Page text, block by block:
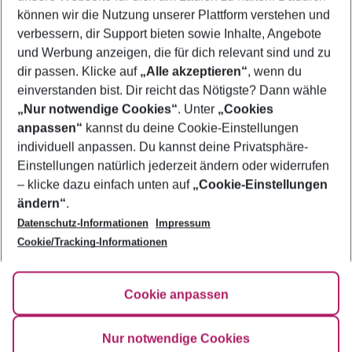
zahlst du keine
Umbuchungsgebühr,
sondern nur die
eventuelle
Preisdifferenz.
(ab 12
Footer
Footer navigation
Über uns
AGB
Bestpreisgarantie
Cookie-Einstellungen ändern
Cookie-Richtlinie
Impressum
Agenturbetreuung
Barrierefreies Reisen
HanseMerkur Reiseversicherung
Hilfe & Kontakt
Folge uns
können wir die Nutzung unserer Plattform verstehen und
verbessern, dir Support bieten sowie Inhalte, Angebote
und Werbung anzeigen, die für dich relevant sind und zu
dir passen. Klicke auf „Alle akzeptieren“, wenn du
einverstanden bist. Dir reicht das Nötigste? Dann wähle
„Nur notwendige Cookies“. Unter „Cookies
anpassen“ kannst du deine Cookie-Einstellungen
individuell anpassen. Du kannst deine Privatsphäre-
Einstellungen natürlich jederzeit ändern oder widerrufen
– klicke dazu einfach unten auf „Cookie-Einstellungen
ändern“.
Datenschutz-Informationen
Impressum
Cookie/Tracking-Informationen
Cookie anpassen
Nur notwendige Cookies